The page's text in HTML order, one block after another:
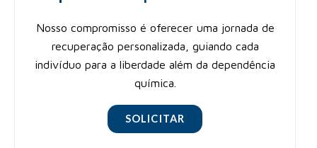
Nosso compromisso é oferecer uma jornada de
recuperação personalizada, guiando cada
indivíduo para a liberdade além da dependência
química.
SOLICITAR